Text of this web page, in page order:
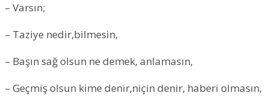
– Varsın;
– Taziye nedir,bilmesin,
– Başın sağ olsun ne demek, anlamasın,
– Geçmiş olsun kime denir,niçin denir, haberi olmasın,